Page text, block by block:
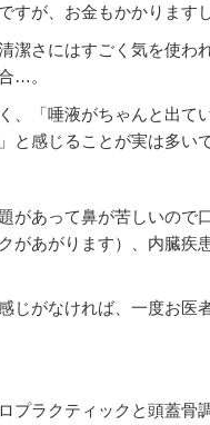
すが、お金もかかります
潔さにはすごく気を使わ
…。
、「唾液がちゃんと出て
と感じることが実は多い
があって鼻が苦しいので
があがります）、内臓疾
じがなければ、一度お医
プラクティックと頭蓋骨